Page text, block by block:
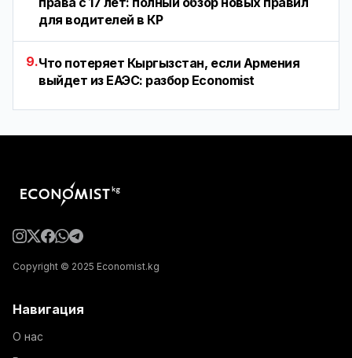
для водителей в КР
9.Что потеряет Кыргызстан, если Армения
выйдет из ЕАЭС: разбор Economist
Copyright © 2025 Economist.kg
Навигация
О нас